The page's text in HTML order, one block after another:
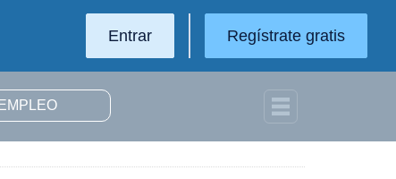
Entrar Regístrate gratis